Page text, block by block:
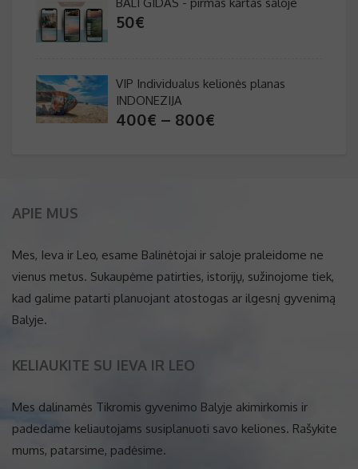
50€
VIP Individualus kelionės planas
INDONEZIJA
400€ – 800€
APIE MUS
Mes, Ieva ir Leo, esame Balinėtojai ir saloje praleidome ne
vienus metus. Sukaupėme patirties, istorijų, sužinojome tiek,
kad galime patarti planuojant atostogas ar ilgesnį gyvenimą
Balyje.
KELIAUKITE SU IEVA IR LEO
Mes dalinamės Tikromis gyvenimo Balyje akimirkomis ir
padedame keliautojams susiplanuoti savo keliones. Rašykite
mums, patarsime, padėsime.